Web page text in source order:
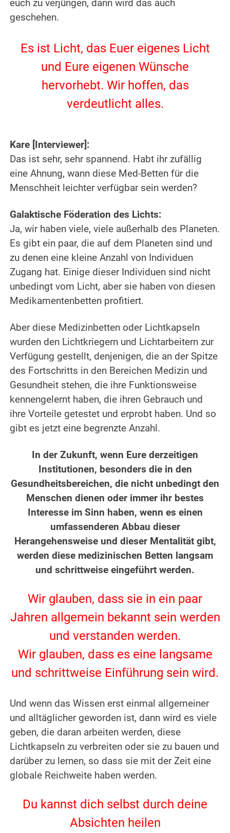
euch zu verjüngen, dann wird das auch
geschehen.
Es ist Licht, das Euer eigenes Licht
und Eure eigenen Wünsche
hervorhebt. Wir hoffen, das
verdeutlicht alles.
Kare [Interviewer]:
Das ist sehr, sehr spannend. Habt ihr zufällig
eine Ahnung, wann diese Med-Betten für die
Menschheit leichter verfügbar sein werden?
Galaktische Föderation des Lichts:
Ja, wir haben viele, viele außerhalb des Planeten.
Es gibt ein paar, die auf dem Planeten sind und
zu denen eine kleine Anzahl von Individuen
Zugang hat. Einige dieser Individuen sind nicht
unbedingt vom Licht, aber sie haben von diesen
Medikamentenbetten profitiert.
Aber diese Medizinbetten oder Lichtkapseln
wurden den Lichtkriegern und Lichtarbeitern zur
Verfügung gestellt, denjenigen, die an der Spitze
des Fortschritts in den Bereichen Medizin und
Gesundheit stehen, die ihre Funktionsweise
kennengelernt haben, die ihren Gebrauch und
ihre Vorteile getestet und erprobt haben. Und so
gibt es jetzt eine begrenzte Anzahl.
In der Zukunft, wenn Eure derzeitigen
Institutionen, besonders die in den
Gesundheitsbereichen, die nicht unbedingt den
Menschen dienen oder immer ihr bestes
Interesse im Sinn haben, wenn es einen
umfassenderen Abbau dieser
Herangehensweise und dieser Mentalität gibt,
werden diese medizinischen Betten langsam
und schrittweise eingeführt werden.
Wir glauben, dass sie in ein paar
Jahren allgemein bekannt sein werden
und verstanden werden.
Wir glauben, dass es eine langsame
und schrittweise Einführung sein wird.
Und wenn das Wissen erst einmal allgemeiner
und alltäglicher geworden ist, dann wird es viele
geben, die daran arbeiten werden, diese
Lichtkapseln zu verbreiten oder sie zu bauen und
darüber zu lernen, so dass sie mit der Zeit eine
globale Reichweite haben werden.
Du kannst dich selbst durch deine
Absichten heilen